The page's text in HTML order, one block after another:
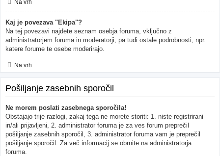
Na vrh
Kaj je povezava "Ekipa"?
Na tej povezavi najdete seznam osebja foruma, vključno z
administratorjem foruma in moderatorji, pa tudi ostale podrobnosti, npr.
katere forume te osebe moderirajo.
Na vrh
Pošiljanje zasebnih sporočil
Ne morem poslati zasebnega sporočila!
Obstajajo trije razlogi, zakaj tega ne morete storiti: 1. niste registrirani
in/ali prijavljeni, 2. administrator foruma je za ves forum preprečil
pošiljanje zasebnih sporočil, 3. administrator foruma vam je preprečil
pošiljanje sporočil. Za več informacij se obrnite na administratorja
foruma.